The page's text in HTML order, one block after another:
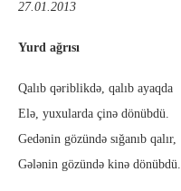
27.01.2013
Yurd ağrısı
Qalıb qəriblikdə, qalıb ayaqda
Elə, yuxularda çinə dönübdü.
Gedənin gözündə sığanıb qalır,
Gələnin gözündə kinə dönübdü.